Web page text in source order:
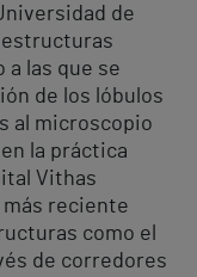
de
estructuras
a las que se
de los lóbulos
al microscopio
la práctica
Vithas
más reciente
como el
de corredores